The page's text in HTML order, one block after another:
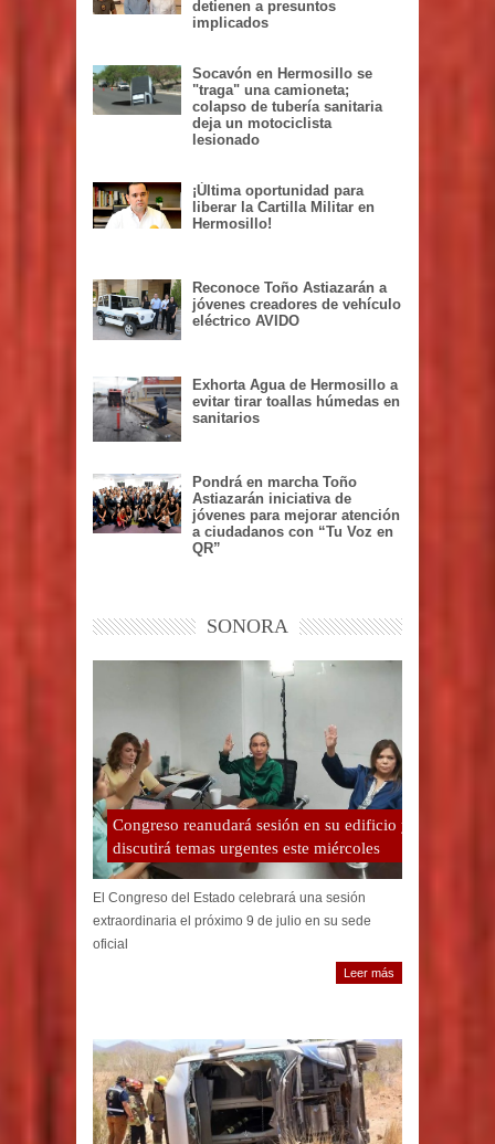
detienen a presuntos
implicados
Socavón en Hermosillo se
"traga" una camioneta;
colapso de tubería sanitaria
deja un motociclista
lesionado
¡Última oportunidad para
liberar la Cartilla Militar en
Hermosillo!
Reconoce Toño Astiazarán a
jóvenes creadores de vehículo
eléctrico AVIDO
Exhorta Agua de Hermosillo a
evitar tirar toallas húmedas en
sanitarios
Pondrá en marcha Toño
Astiazarán iniciativa de
jóvenes para mejorar atención
a ciudadanos con “Tu Voz en
QR”
SONORA
Congreso reanudará sesión en su edificio y
discutirá temas urgentes este miércoles
El Congreso del Estado celebrará una sesión
extraordinaria el próximo 9 de julio en su sede
oficial
Leer más